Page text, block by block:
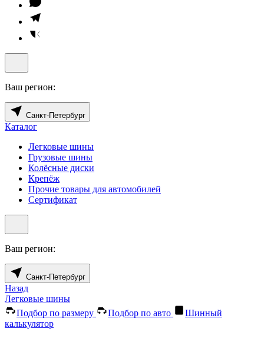
Ваш регион:
Санкт-Петербург
Каталог
Легковые шины
Грузовые шины
Колёсные диски
Крепёж
Прочие товары для автомобилей
Сертификат
Ваш регион:
Санкт-Петербург
Назад
Легковые шины
Подбор по размеру
Подбор по авто
Шинный
калькулятор